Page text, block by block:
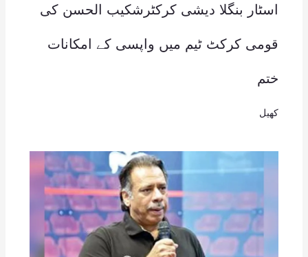
اسٹار بنگلا دیشی کرکٹرشکیب الحسن کی
قومی کرکٹ ٹیم میں واپسی کے امکانات
ختم
کھیل